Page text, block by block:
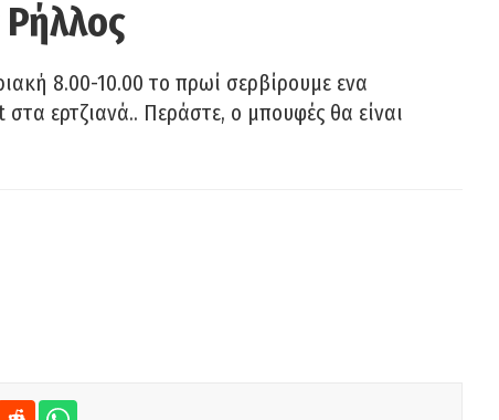
8.00-10.00 το πρωί σερβίρουμε ενα
ερτζιανά.. Περάστε, ο μπουφές θα είναι